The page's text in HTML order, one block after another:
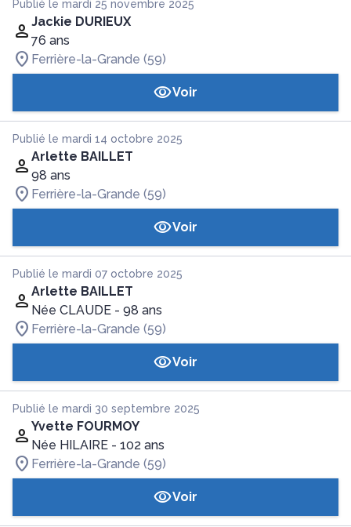
Publié le mardi 25 novembre 2025
Jackie DURIEUX
76 ans
Ferrière-la-Grande (59)
Voir
Publié le mardi 14 octobre 2025
Arlette BAILLET
98 ans
Ferrière-la-Grande (59)
Voir
Publié le mardi 07 octobre 2025
Arlette BAILLET
Née CLAUDE - 98 ans
Ferrière-la-Grande (59)
Voir
Publié le mardi 30 septembre 2025
Yvette FOURMOY
Née HILAIRE - 102 ans
Ferrière-la-Grande (59)
Voir